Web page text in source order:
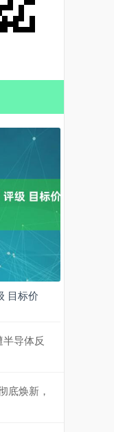
目标价
导体反
底焕新，